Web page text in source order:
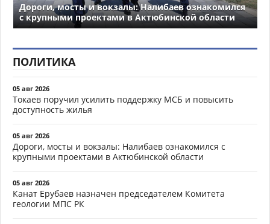
Дороги, мосты и вокзалы: Налибаев ознакомился
с крупными проектами в Актюбинской области
ПОЛИТИКА
05 авг 2026
Токаев поручил усилить поддержку МСБ и повысить
доступность жилья
05 авг 2026
Дороги, мосты и вокзалы: Налибаев ознакомился с
крупными проектами в Актюбинской области
05 авг 2026
Канат Ерубаев назначен председателем Комитета
геологии МПС РК